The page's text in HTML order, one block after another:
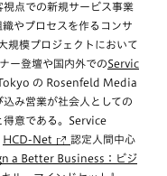
点での新規サービス事業
やプロセスを作るコンサ
規模プロジェクトにおいて
ー登壇や国内外でのServic
の Rosenfeld Media
み営業が社会人としての
得意である。Service
HCD-Net
認定人間中心
a Better Business：ビジ